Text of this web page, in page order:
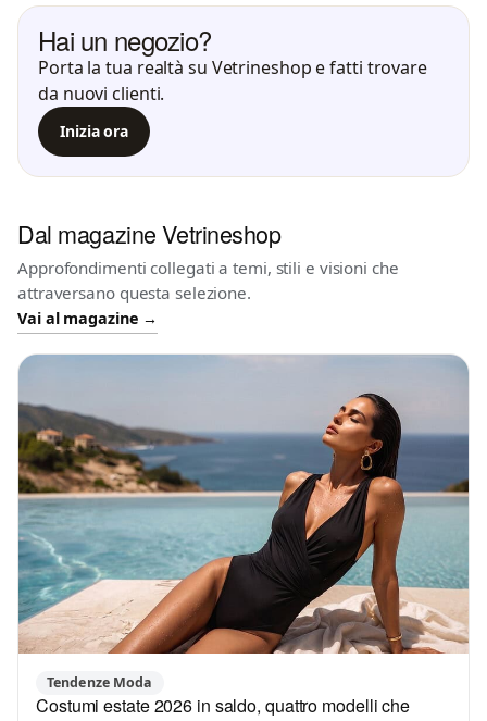
Hai un negozio?
Porta la tua realtà su Vetrineshop e fatti trovare
da nuovi clienti.
Inizia ora
Dal magazine Vetrineshop
Approfondimenti collegati a temi, stili e visioni che
attraversano questa selezione.
Vai al magazine →
Tendenze Moda
Costumi estate 2026 in saldo, quattro modelli che